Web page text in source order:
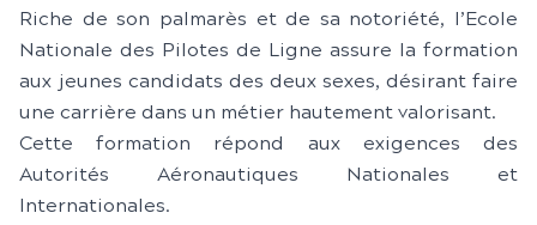
Riche de son palmarès et de sa notoriété, l’Ecole
Nationale des Pilotes de Ligne assure la formation
aux jeunes candidats des deux sexes, désirant faire
une carrière dans un métier hautement valorisant.
Cette formation répond aux exigences des
Autorités Aéronautiques Nationales et
Internationales.